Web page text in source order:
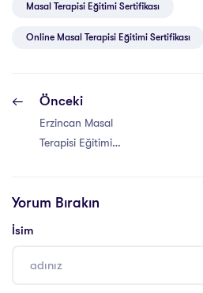
Masal Terapisi Eğitimi Sertifikası
Online Masal Terapisi Eğitimi Sertifikası
Önceki
Erzincan Masal
Terapisi Eğitimi
Yorum Bırakın
İsim